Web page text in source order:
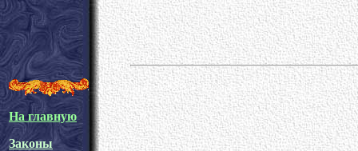
На главную
Законы